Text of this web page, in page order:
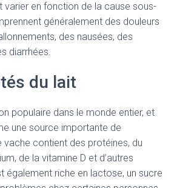
en fonction de la cause sous-
généralement des douleurs
des nausées, des
diarrhées.
du lait
populaire dans le monde entier, et
une source importante de
vache contient des protéines, du
de la vitamine D et d’autres
également riche en lactose, un sucre